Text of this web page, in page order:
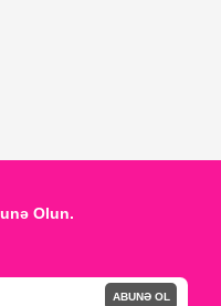
Olun.
ABUNƏ OL